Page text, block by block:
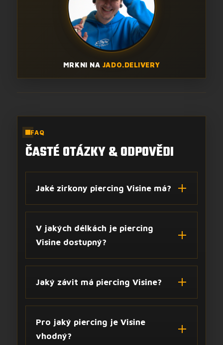
MRKNI NA JADO.DELIVERY
FAQ
ČASTÉ OTÁZKY & ODPOVĚDI
Jaké zirkony piercing Visine má?
V jakých délkách je piercing
Visine dostupný?
Jaký závit má piercing Visine?
Pro jaký piercing je Visine
vhodný?